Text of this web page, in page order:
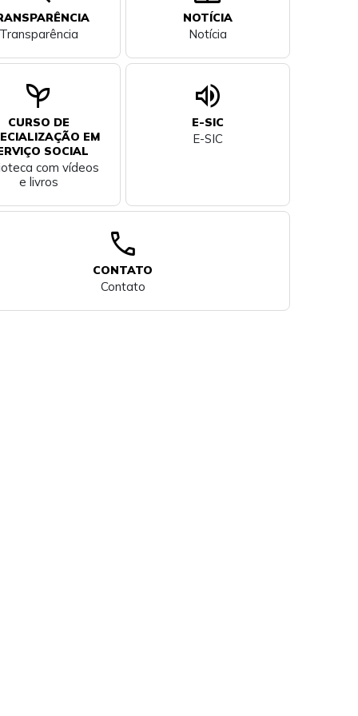
Transparência
NOTÍCIA
Notícia
psychiatry
CURSO DE
EM
SOCIAL
com vídeos
e livros
volume_up
E-SIC
E-SIC
call
CONTATO
Contato